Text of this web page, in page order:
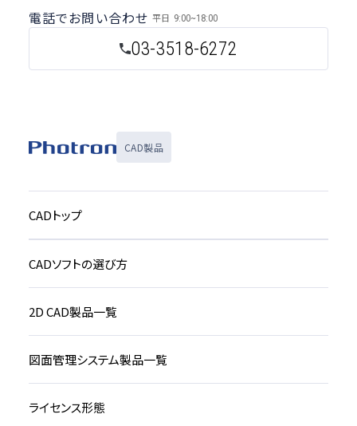
03-3518-6272
電話でお問い合わせ 平日 9:00~18:00
CAD製品
CADトップ
CADソフトの選び方
2D CAD製品一覧
図面管理システム製品一覧
ライセンス形態